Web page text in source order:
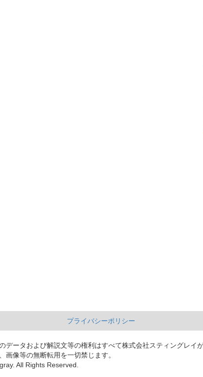
プライバシーポリシー
データおよび解説文等の権利はすべて株式会社スティングレイ
画像等の無断転用を一切禁じます。
All Rights Reserved.